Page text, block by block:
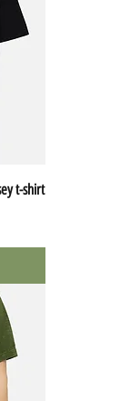
t-shirt